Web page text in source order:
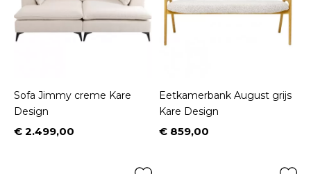
Sofa Jimmy creme Kare
Design
Prijs
€ 2.499,00
Eetkamerbank August grijs
Kare Design
Prijs
€ 859,00